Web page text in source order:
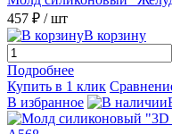
457 ₽ / шт
В корзину
Подробнее
Купить в 1 клик
В избранное